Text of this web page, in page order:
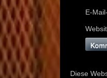
E-
Diese